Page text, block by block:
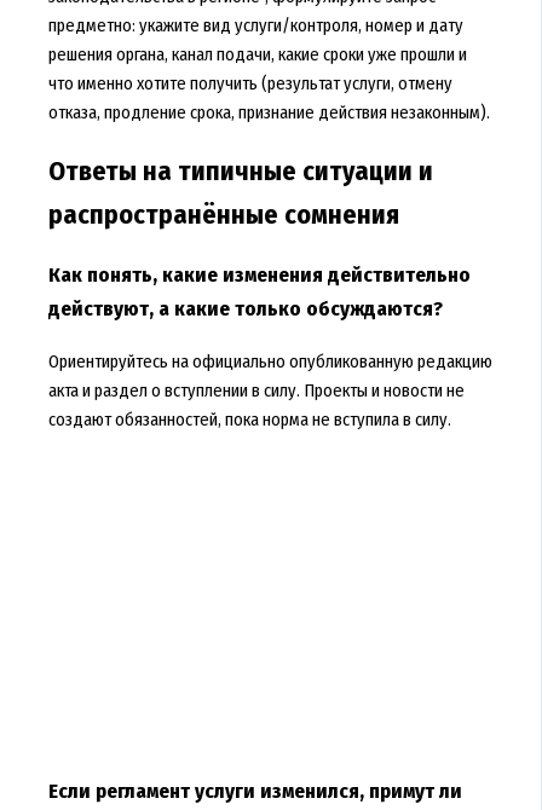
предметно: укажите вид услуги/контроля, номер и дату
решения органа, канал подачи, какие сроки уже прошли и
что именно хотите получить (результат услуги, отмену
отказа, продление срока, признание действия незаконным).
Ответы на типичные ситуации и
распространённые сомнения
Как понять, какие изменения действительно
действуют, а какие только обсуждаются?
Ориентируйтесь на официально опубликованную редакцию
акта и раздел о вступлении в силу. Проекты и новости не
создают обязанностей, пока норма не вступила в силу.
Если регламент услуги изменился, примут ли